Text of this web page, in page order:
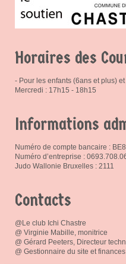
Horaires des
- Pour les enfants (6ans et plus)
Mercredi : 17h15 - 18h15
Informations
Numéro de compte bancaire :
Numéro d’entreprise :
Judo Wallonie Bruxelles : 2111
Contacts
@Le club Ichi Chastre
@ Virginie Mabille, monitrice
@ Gérard Peeters, Directeur
@ Gestionnaire du site et